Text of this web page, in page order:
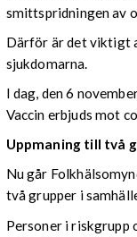
smittspridningen av
Därför är det viktigt
sjukdomarna.
I dag, den 6
Vaccin erbjuds mot
Uppmaning till två
Nu går
två grupper i
Personer i riskgrupp